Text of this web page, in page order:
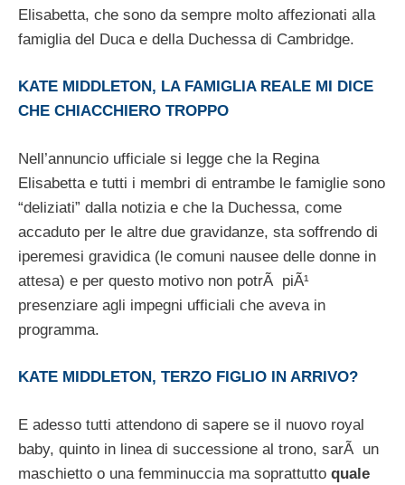
Elisabetta, che sono da sempre molto affezionati alla
famiglia del Duca e della Duchessa di Cambridge.
KATE MIDDLETON, LA FAMIGLIA REALE MI DICE
CHE CHIACCHIERO TROPPO
Nell’annuncio ufficiale si legge che la Regina
Elisabetta e tutti i membri di entrambe le famiglie sono
“deliziati” dalla notizia e che la Duchessa, come
accaduto per le altre due gravidanze, sta soffrendo di
iperemesi gravidica (le comuni nausee delle donne in
attesa) e per questo motivo non potrÃ piÃ¹
presenziare agli impegni ufficiali che aveva in
programma.
KATE MIDDLETON, TERZO FIGLIO IN ARRIVO?
E adesso tutti attendono di sapere se il nuovo royal
baby, quinto in linea di successione al trono, sarÃ un
maschietto o una femminuccia ma soprattutto quale